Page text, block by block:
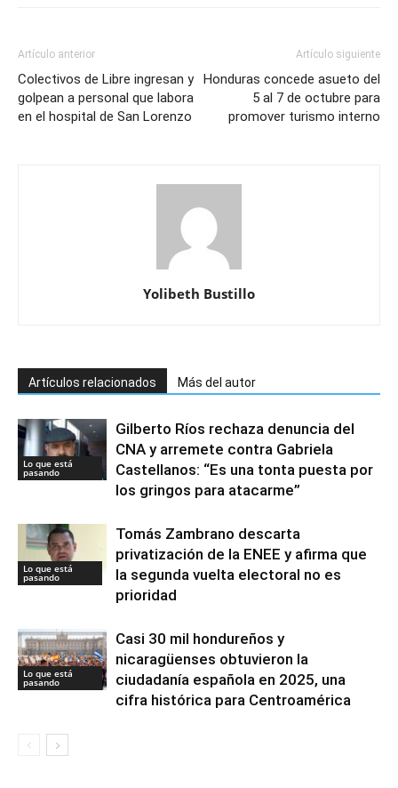
Artículo anterior
Colectivos de Libre ingresan y
golpean a personal que labora
en el hospital de San Lorenzo
Artículo siguiente
Honduras concede asueto del
5 al 7 de octubre para
promover turismo interno
Yolibeth Bustillo
Artículos relacionados Más del autor
Lo que está
pasando
Gilberto Ríos rechaza denuncia del
CNA y arremete contra Gabriela
Castellanos: “Es una tonta puesta por
los gringos para atacarme”
Lo que está
pasando
Tomás Zambrano descarta
privatización de la ENEE y afirma que
la segunda vuelta electoral no es
prioridad
Lo que está
pasando
Casi 30 mil hondureños y
nicaragüenses obtuvieron la
ciudadanía española en 2025, una
cifra histórica para Centroamérica